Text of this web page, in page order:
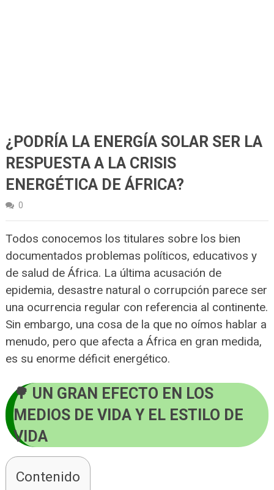
¿PODRÍA LA ENERGÍA SOLAR SER LA
RESPUESTA A LA CRISIS
ENERGÉTICA DE ÁFRICA?
0
Todos conocemos los titulares sobre los bien
documentados problemas políticos, educativos y
de salud de África. La última acusación de
epidemia, desastre natural o corrupción parece ser
una ocurrencia regular con referencia al continente.
Sin embargo, una cosa de la que no oímos hablar a
menudo, pero que afecta a África en gran medida,
es su enorme déficit energético.
UN GRAN EFECTO EN LOS
MEDIOS DE VIDA Y EL ESTILO DE
VIDA
Contenido